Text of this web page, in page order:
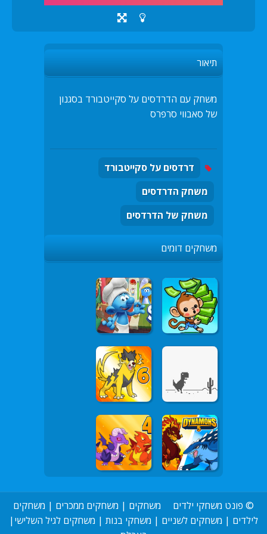
תיאור
משחק עם הדרדסים על סקייטבורד בסגנון
של סאבווי סרפרס
דרדסים על סקייטבורד
משחק הדרדסים
משחק של הדרדסים
משחקים דומים
© פונט משחקי ילדים משחקים | משחקים ממכרים | משחקים
לילדים | משחקים לשניים | משחקי בנות | משחקים לגיל השלישי |